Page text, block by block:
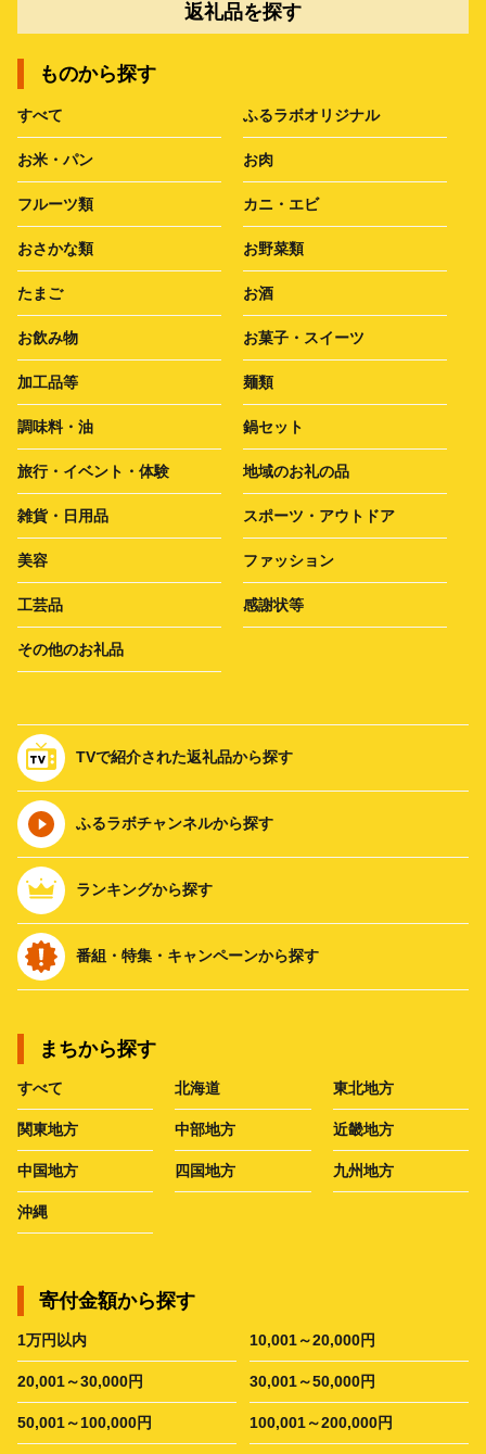
返礼品を探す
ものから探す
すべて ふるラボオリジナル
お米・パン お肉
フルーツ類 カニ・エビ
おさかな類 お野菜類
たまご お酒
お飲み物 お菓子・スイーツ
加工品等 麺類
調味料・油 鍋セット
旅行・イベント・体験 地域のお礼の品
雑貨・日用品 スポーツ・アウトドア
美容 ファッション
工芸品 感謝状等
その他のお礼品
TVで紹介された返礼品から探す
ふるラボチャンネルから探す
ランキングから探す
番組・特集・キャンペーンから探す
まちから探す
すべて 北海道 東北地方
関東地方 中部地方 近畿地方
中国地方 四国地方 九州地方
沖縄
寄付金額から探す
1万円以内 10,001～20,000円
20,001～30,000円 30,001～50,000円
50,001～100,000円 100,001～200,000円